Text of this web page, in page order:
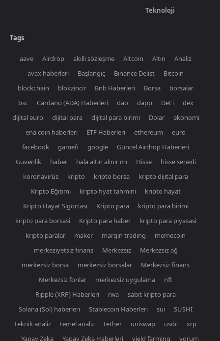
Teknoloji
Tags
aave Airdrop akıllı sözleşme Altcoin Altın
Analiz
avax haberleri
Başlangıç Binance Delist
Bitcoin
blockchain
blokzincir Bnb Haberleri Borsa
borsalar
bsc
Cardano (ADA) Haberleri dao dapp DeFi
dex
dijital euro
dijital para dijital para birimi Dolar
ekonomi
ena coin haberleri
ETF Haberleri ethereum
euro
facebook
gamefi google
Güncel Airdrop Haberleri
Güvenlik
haber hala altın alınır mı Hisse
hisse senedi
koronavirüs
kripto kripto borsa
kripto dijital para
Kripto Eğitimi
kripto fiyat tahmini
kripto hayat
Kripto Hayat Sigortası
Kripto para
kripto para birimi
kripto para borsasi
Kripto para haber
kripto para piyasasi
kripto paralar
maker margin trading
memecoin
merkeziyetsiz finans
Merkezsiz
Merkezsiz ağ
merkezsiz borsa
merkezsiz borsalar
Merkezsiz finans
Merkezsiz fonlar
merkezsiz uygulama
nft
Ripple (XRP) Haberleri
rwa
sabit kripto para
Solana (Sol) haberleri
Stablecoin Haberleri sui
SUSHI
teknik analiz
temel analiz tether uniswap usdc
xrp
Yapay Zeka
Yapay Zeka Haberleri yield farming yorum